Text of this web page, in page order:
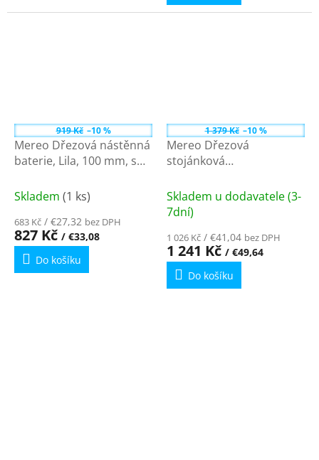
919 Kč –10 %
Mereo Dřezová nástěnná
baterie, Lila, 100 mm, s
vyhnutým 200 mm,
chrom CBEE301A
Skladem (1 ks)
683 Kč / €27,32 bez DPH
827 Kč / €33,08
Do košíku
1 379 Kč –10 %
Mereo Dřezová
stojánková
Pego s ramínkem nad
pákou, výška 240 mm,
chrom CB20103P
Skladem u dodavatele (3-
7dní)
1 026 Kč / €41,04 bez DPH
1 241 Kč / €49,64
Do košíku